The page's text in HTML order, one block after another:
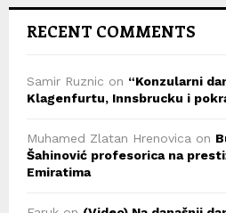
RECENT COMMENTS
Samir Ruznic on “Konzularni
Klagenfurtu, Innsbrucku i
Muhamed Zlatan Hrenovica on
Šahinović profesorica na
Emiratima